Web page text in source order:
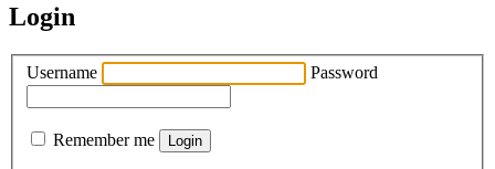
Login
Username Password
Remember me